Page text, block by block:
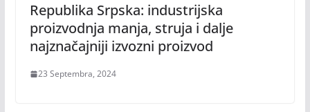
Republika Srpska: industrijska
proizvodnja manja, struja i dalje
najznačajniji izvozni proizvod
23 Septembra, 2024